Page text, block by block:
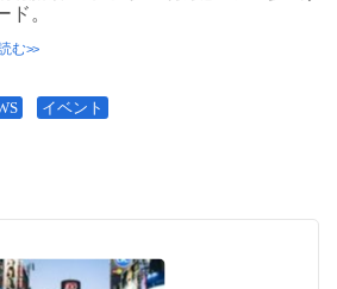
ド。
む
イベント